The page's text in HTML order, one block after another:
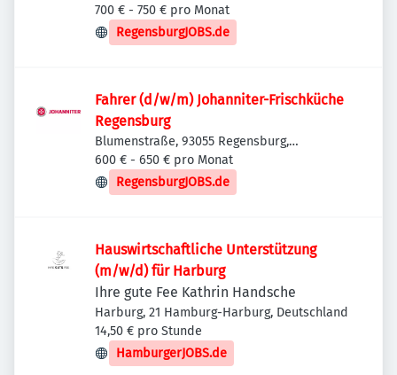
700 € - 750 € pro Monat
RegensburgJOBS.de
Fahrer (d/w/m) Johanniter-Frischküche
Regensburg
Blumenstraße, 93055 Regensburg,
Deutschland
600 € - 650 € pro Monat
RegensburgJOBS.de
Hauswirtschaftliche Unterstützung
(m/w/d) für Harburg
Ihre gute Fee Kathrin Handsche
Harburg, 21 Hamburg-Harburg, Deutschland
14,50 € pro Stunde
HamburgerJOBS.de